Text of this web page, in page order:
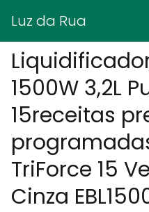
Luz da Rua
1500W 3,2L
15receitas
TriForce 15
Cinza